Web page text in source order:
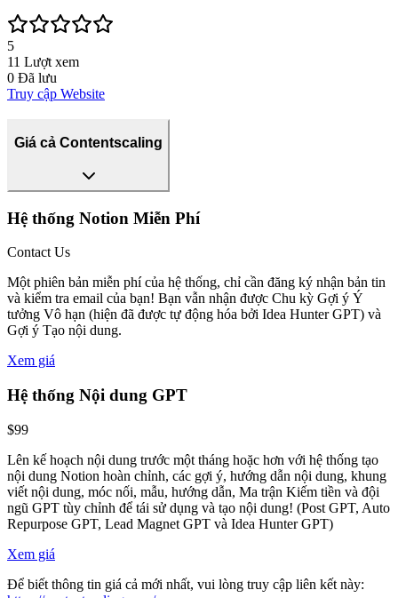
5
11 Lượt xem
0 Đã lưu
Truy cập Website
Giá cả Contentscaling
Hệ thống Notion Miễn Phí
Contact Us
Một phiên bản miễn phí của hệ thống, chỉ cần đăng ký nhận bản tin
và kiểm tra email của bạn! Bạn vẫn nhận được Chu kỳ Gợi ý Ý
tưởng Vô hạn (hiện đã được tự động hóa bởi Idea Hunter GPT) và
Gợi ý Tạo nội dung.
Xem giá
Hệ thống Nội dung GPT
$99
Lên kế hoạch nội dung trước một tháng hoặc hơn với hệ thống tạo
nội dung Notion hoàn chỉnh, các gợi ý, hướng dẫn nội dung, khung
viết nội dung, móc nối, mẫu, hướng dẫn, Ma trận Kiếm tiền và đội
ngũ GPT tùy chỉnh để tái sử dụng và tạo nội dung! (Post GPT, Auto
Repurpose GPT, Lead Magnet GPT và Idea Hunter GPT)
Xem giá
Để biết thông tin giá cả mới nhất, vui lòng truy cập liên kết này: